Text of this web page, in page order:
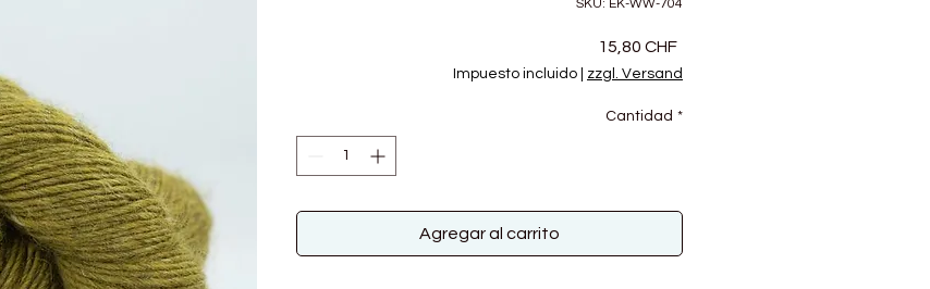
SKU: EK-WW-704
15,80 CHFPrecio
Impuesto incluido zzgl. Versand
Cantidad *
Agregar al carrito